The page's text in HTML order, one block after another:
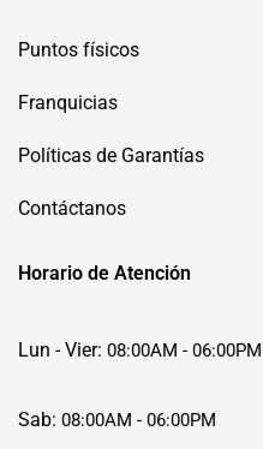
Puntos físicos
Franquicias
Políticas de Garantías
Contáctanos
Horario de Atención
Lun - Vier: 08:00AM - 06:00PM
Sab: 08:00AM - 06:00PM